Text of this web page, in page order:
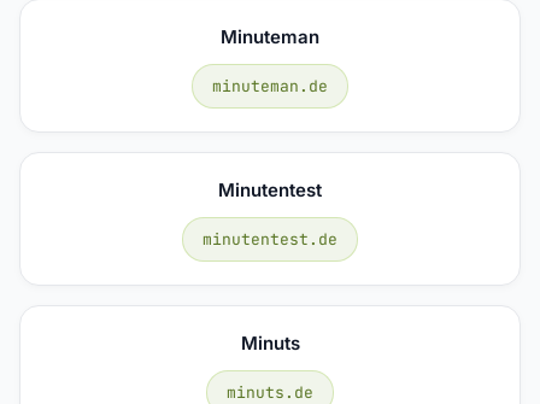
Minuteman
minuteman.de
Minutentest
minutentest.de
Minuts
minuts.de